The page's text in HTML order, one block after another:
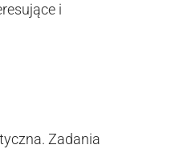
i
Zadania